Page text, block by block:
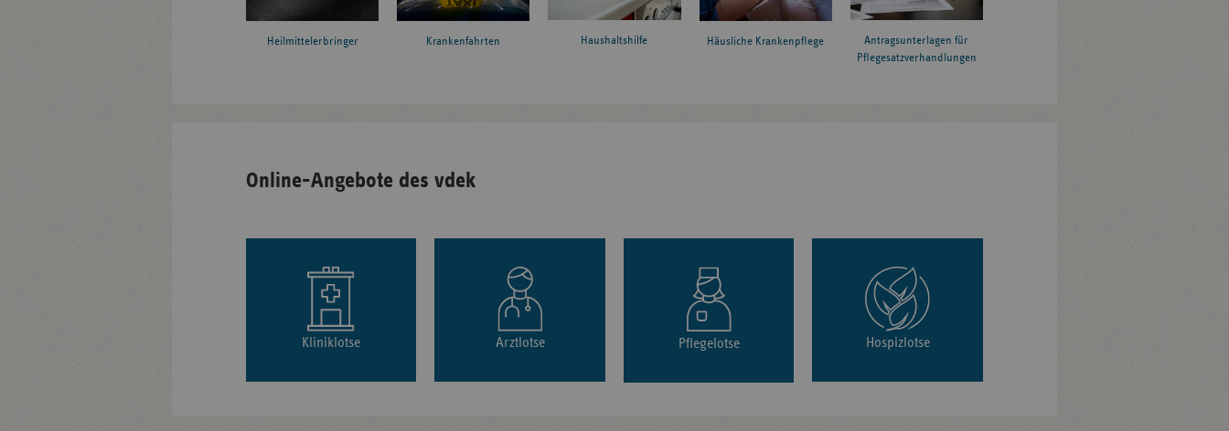
Heilmittelerbringer Krankenfahrten Haushaltshilfe Häusliche Krankenpflege
Antragsunterlagen für
Pflegesatzverhandlungen
Online-Angebote des vdek
Kliniklotse Arztlotse Pflegelotse Hospizlotse